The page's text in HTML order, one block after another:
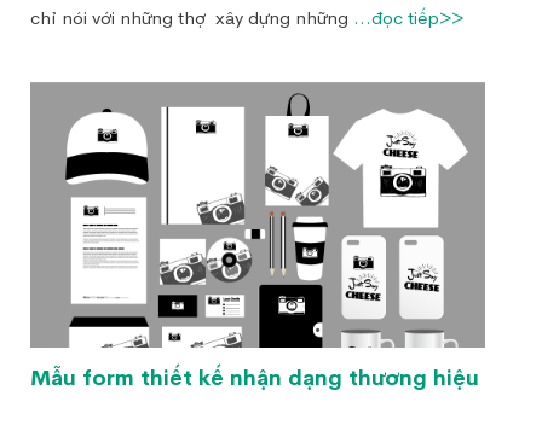
chỉ nói với những thợ xây dựng những ...đọc tiếp>>
Mẫu form thiết kế nhận dạng thương hiệu